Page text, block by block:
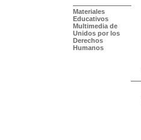
Materiales
Educativos
Multimedia de
Unidos por los
Derechos
Humanos